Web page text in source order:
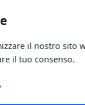
il nostro sito
il tuo consenso.
base del
non di altri, se
del cognome
cognome) e
si
del